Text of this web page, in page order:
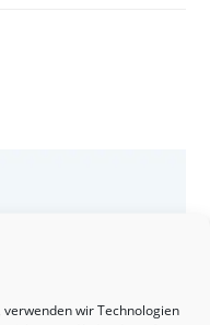
wir Technologien